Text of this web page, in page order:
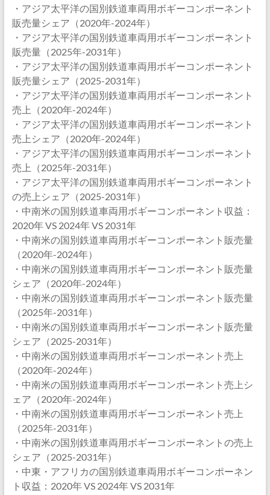
・アジア太平洋の国別鉄道車両用ボギーコンポーネント
販売量シェア（2020年-2024年）
・アジア太平洋の国別鉄道車両用ボギーコンポーネント
販売量（2025年-2031年）
・アジア太平洋の国別鉄道車両用ボギーコンポーネント
販売量シェア（2025-2031年）
・アジア太平洋の国別鉄道車両用ボギーコンポーネント
売上（2020年-2024年）
・アジア太平洋の国別鉄道車両用ボギーコンポーネント
売上シェア（2020年-2024年）
・アジア太平洋の国別鉄道車両用ボギーコンポーネント
売上（2025年-2031年）
・アジア太平洋の国別鉄道車両用ボギーコンポーネント
の売上シェア（2025-2031年）
・中南米の国別鉄道車両用ボギーコンポーネント収益：
2020年 VS 2024年 VS 2031年
・中南米の国別鉄道車両用ボギーコンポーネント販売量
（2020年-2024年）
・中南米の国別鉄道車両用ボギーコンポーネント販売量
シェア（2020年-2024年）
・中南米の国別鉄道車両用ボギーコンポーネント販売量
（2025年-2031年）
・中南米の国別鉄道車両用ボギーコンポーネント販売量
シェア（2025-2031年）
・中南米の国別鉄道車両用ボギーコンポーネント売上
（2020年-2024年）
・中南米の国別鉄道車両用ボギーコンポーネント売上シ
ェア（2020年-2024年）
・中南米の国別鉄道車両用ボギーコンポーネント売上
（2025年-2031年）
・中南米の国別鉄道車両用ボギーコンポーネントの売上
シェア（2025-2031年）
・中東・アフリカの国別鉄道車両用ボギーコンポーネン
ト収益：2020年 VS 2024年 VS 2031年